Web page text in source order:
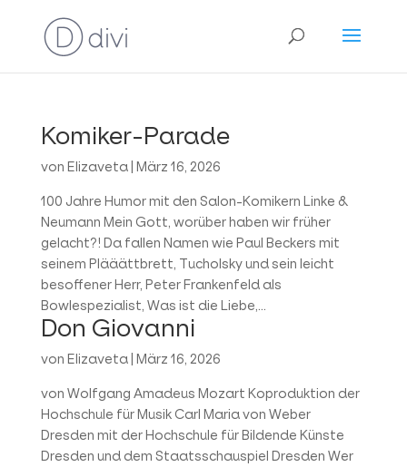
Komiker-Parade
von Elizaveta| März 16, 2026
100 Jahre Humor mit den Salon-Komikern Linke &
Neumann Mein Gott, worüber haben wir früher
gelacht?! Da fallen Namen wie Paul Beckers mit
seinem Plääättbrett, Tucholsky und sein leicht
besoffener Herr, Peter Frankenfeld als
Bowlespezialist, Was ist die Liebe,...
Don Giovanni
von Elizaveta| März 16, 2026
von Wolfgang Amadeus Mozart Koproduktion der
Hochschule für Musik Carl Maria von Weber
Dresden mit der Hochschule für Bildende Künste
Dresden und dem Staatsschauspiel Dresden Wer